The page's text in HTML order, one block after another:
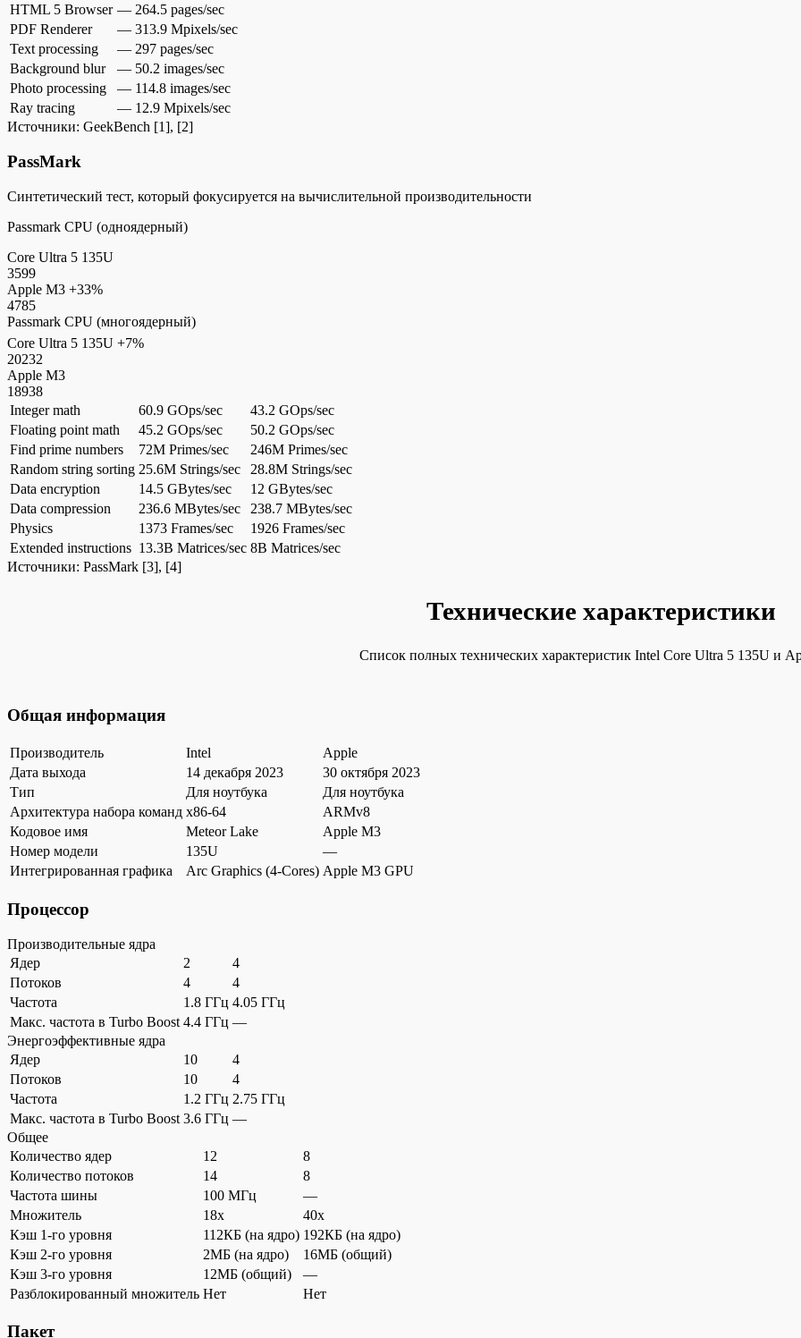
HTML 5 Browser — 264.5 pages/sec
PDF Renderer
— 313.9 Mpixels/sec
Text processing
— 297 pages/sec
Background blur
— 50.2 images/sec
Photo processing
— 114.8 images/sec
Ray tracing
— 12.9 Mpixels/sec
Источники: GeekBench [1], [2]
PassMark
Синтетический тест, который фокусируется на вычислительной производительности
Passmark CPU (одноядерный)
Core Ultra 5 135U
3599
Apple M3 +33%
4785
Passmark CPU (многоядерный)
Core Ultra 5 135U +7%
20232
Apple M3
18938
Integer math
60.9 GOps/sec
43.2 GOps/sec
Floating point math
45.2 GOps/sec
50.2 GOps/sec
Find prime numbers
72M Primes/sec
246M Primes/sec
Random string sorting 25.6M Strings/sec
28.8M Strings/sec
Data encryption
14.5 GBytes/sec
12 GBytes/sec
Data compression
236.6 MBytes/sec
238.7 MBytes/sec
Physics
1373 Frames/sec
1926 Frames/sec
Extended instructions 13.3B Matrices/sec 8B Matrices/sec
Источники: PassMark [3], [4]
Технические характеристики
Список полных технических характеристик Intel Core Ultra 5 135U и
Общая информация
Производитель Intel
Apple
Дата выхода
14 декабря 2023
30 октября 2023
Тип
Для ноутбука
Для ноутбука
Архитектура набора команд x86-64
ARMv8
Кодовое имя
Meteor Lake
Apple M3
Номер модели
135U
—
Интегрированная графика
Arc Graphics (4-Cores) Apple M3 GPU
Процессор
Производительные ядра
Ядер
2
4
Потоков
4
4
Частота
1.8 ГГц 4.05 ГГц
Макс. частота в Turbo Boost 4.4 ГГц —
Энергоэффективные ядра
Ядер
10
4
Потоков
10
4
Частота
1.2 ГГц 2.75 ГГц
Макс. частота в Turbo Boost 3.6 ГГц —
Общее
Количество ядер
12
8
Количество потоков
14
8
Частота шины
100 МГц
—
Множитель
18x
40x
Кэш 1-го уровня
112КБ (на ядро) 192КБ (на ядро)
Кэш 2-го уровня
2МБ (на ядро)
16МБ (общий)
Кэш 3-го уровня
12МБ (общий)
—
Разблокированный множитель Нет Нет
Пакет